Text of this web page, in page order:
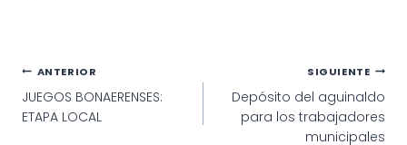
Navegación
de
ANTERIOR
JUEGOS BONAERENSES:
ETAPA LOCAL
SIGUIENTE
Depósito del aguinaldo
para los trabajadores
municipales